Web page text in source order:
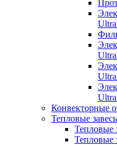
Конвекторные
Тепловые
Тепловые
Тепловые